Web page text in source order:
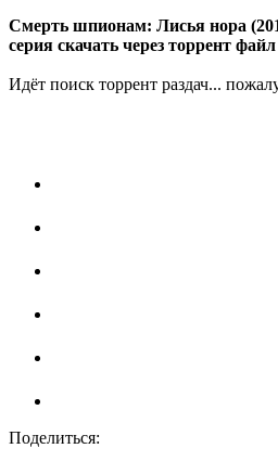
Смерть шпионам: Лисья нора
серия скачать через торрент
Идёт поиск торрент раздач...
Поделиться: